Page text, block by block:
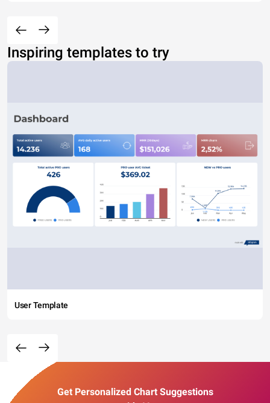
Inspiring templates to try
User Template
Get Personalized Chart Suggestions